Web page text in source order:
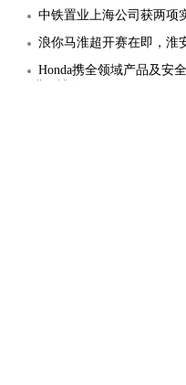
中铁置业上海公司获两项
浪你马淮超开赛在即，淮
Honda携全领域产品及安